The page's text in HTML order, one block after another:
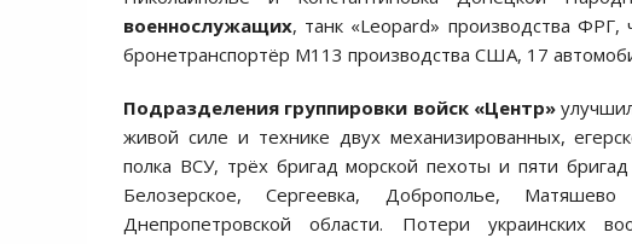
военнослужащих, танк «Leopard» производства
бронетранспортёр М113 производства США, 17
Подразделения группировки войск «Центр»
живой силе и технике двух механизированных,
полка ВСУ, трёх бригад морской пехоты и пяти
Белозерское, Сергеевка, Доброполье,
Днепропетровской области. Потери украинских